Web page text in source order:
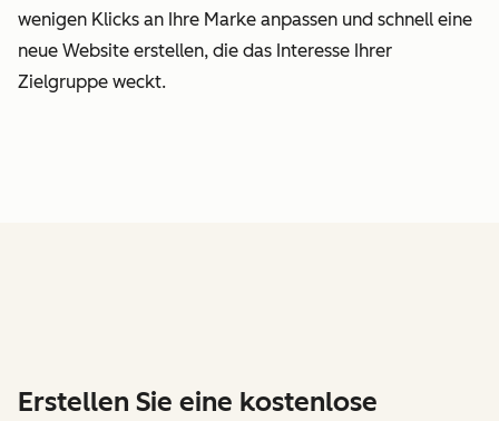
wenigen Klicks an Ihre Marke anpassen und schnell eine
neue Website erstellen, die das Interesse Ihrer
Zielgruppe weckt.
Erstellen Sie eine kostenlose